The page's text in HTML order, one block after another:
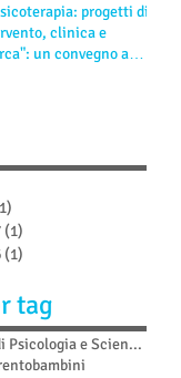
Dipartimento di Psicologia e Scienze Cognitive
bambini
progetti di
clinica e
un convegno a
tag
(1)
(1)